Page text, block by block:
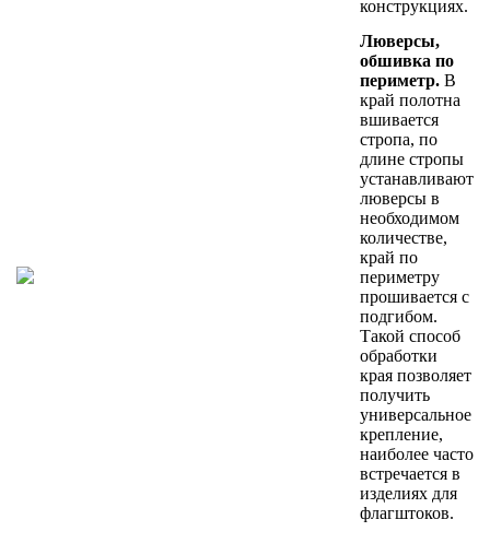
конструкциях.
Люверсы,
обшивка по
периметр. В
край полотна
вшивается
стропа, по
длине стропы
устанавливают
люверсы в
необходимом
количестве,
край по
периметру
прошивается с
подгибом.
Такой способ
обработки
края позволяет
получить
универсальное
крепление,
наиболее часто
встречается в
изделиях для
флагштоков.